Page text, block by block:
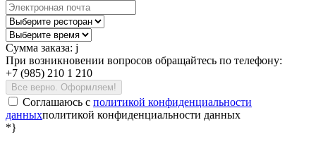
Сумма заказа: j
При возникновении вопросов обращайтесь по телефону:
+7 (985) 210 1 210
Все верно. Оформляем!
Соглашаюсь c политикой конфиденциальности
данныхполитикой конфиденциальности данных
*}